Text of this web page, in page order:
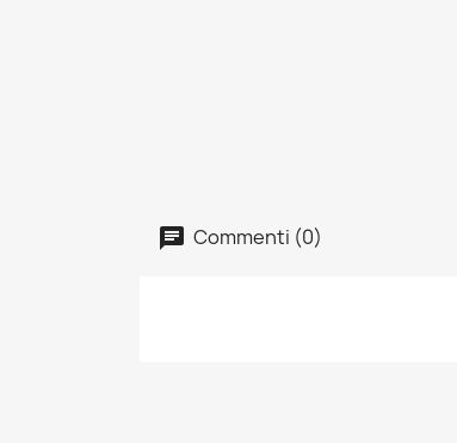
Commenti (0)